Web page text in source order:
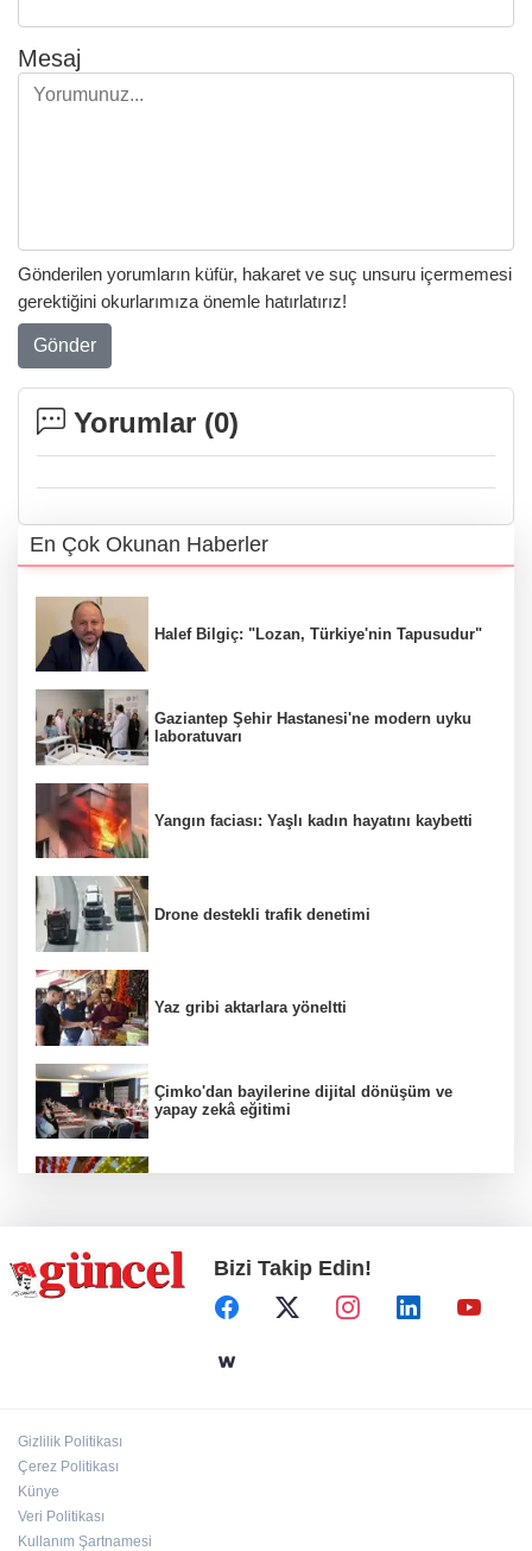
Mesaj
Gönderilen yorumların küfür, hakaret ve suç unsuru içermemesi
gerektiğini okurlarımıza önemle hatırlatırız!
Gönder
Yorumlar (0)
En Çok Okunan Haberler
Halef Bilgiç: "Lozan, Türkiye'nin Tapusudur"
Gaziantep Şehir Hastanesi'ne modern uyku
laboratuvarı
Yangın faciası: Yaşlı kadın hayatını kaybetti
Drone destekli trafik denetimi
Yaz gribi aktarlara yöneltti
Çimko'dan bayilerine dijital dönüşüm ve
yapay zekâ eğitimi
Hamileler denize veya havuza girebilir mi?
Bizi Takip Edin!
Gizlilik Politikası
Çerez Politikası
Künye
Veri Politikası
Kullanım Şartnamesi